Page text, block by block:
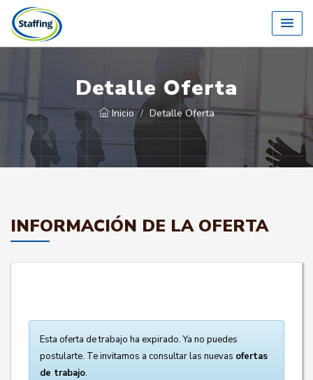
Detalle Oferta
Inicio Detalle Oferta
INFORMACIÓN DE LA OFERTA
Esta oferta de trabajo ha expirado. Ya no puedes
postularte. Te invitamos a consultar las nuevas ofertas
de trabajo.